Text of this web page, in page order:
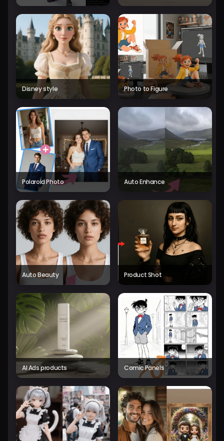
Disney style Photo to Figure
Polaroid Photo Auto Enhance
Auto Beauty Product Shot
AI Ads products Comic Panels